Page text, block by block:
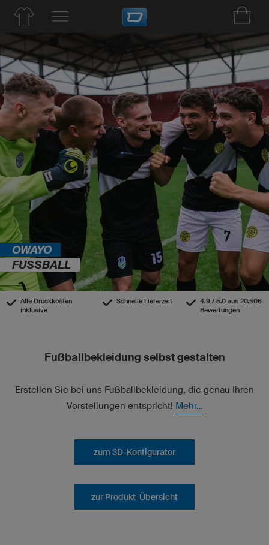
OWAYO
FUSSBALL
Alle Druckkosten
inklusive
Schnelle Lieferzeit
4.9 / 5.0 aus 20.506
Bewertungen
Fußballbekleidung selbst gestalten
Erstellen Sie bei uns Fußballbekleidung, die genau Ihren
Vorstellungen entspricht! Mehr...
zum 3D-Konfigurator
zur Produkt-Übersicht